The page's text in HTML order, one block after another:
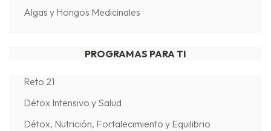
Algas y Hongos Medicinales
PROGRAMAS PARA TI
Reto 21
Détox Intensivo y Salud
Détox, Nutrición, Fortalecimiento y Equilibrio